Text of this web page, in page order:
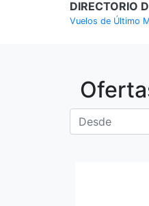
DIRECTORIO
Vuelos de Último